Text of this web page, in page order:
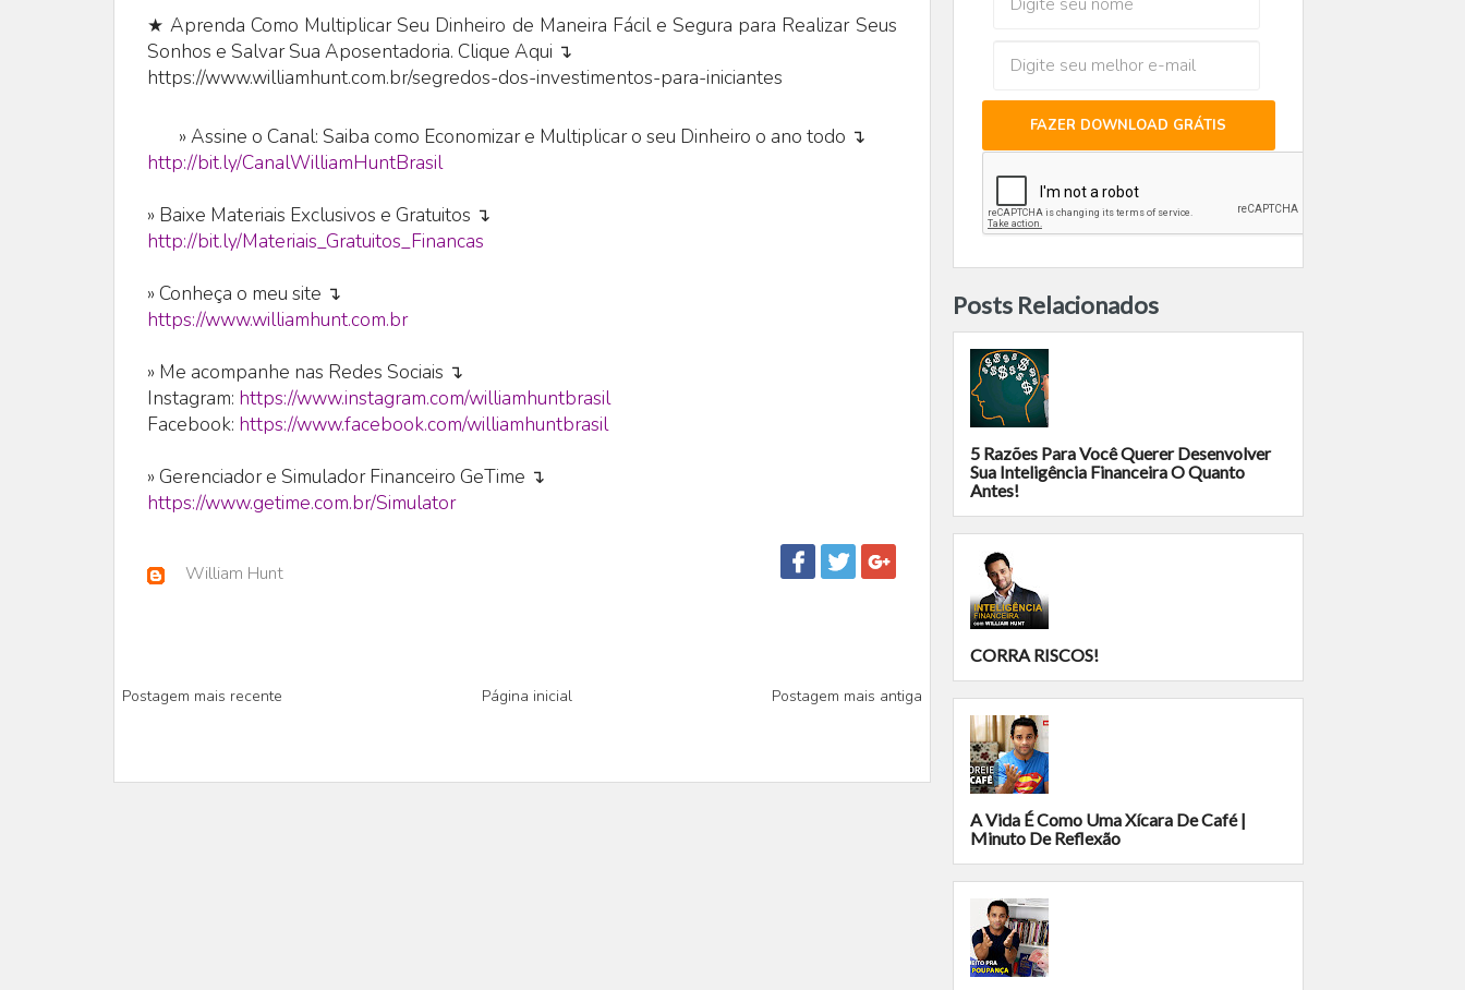
★ Aprenda Como Multiplicar Seu Dinheiro de Maneira Fácil e Segura para Realizar Seus
Sonhos e Salvar Sua Aposentadoria. Clique Aqui ↴
https://www.williamhunt.com.br/segredos-dos-investimentos-para-iniciantes
»Assine o Canal: Saiba como Economizar e Multiplicar o seu Dinheiro o ano todo ↴
http://bit.ly/CanalWilliamHuntBrasil
» Baixe Materiais Exclusivos e Gratuitos ↴
http://bit.ly/Materiais_Gratuitos_Financas
» Conheça o meu site ↴
https://www.williamhunt.com.br
» Me acompanhe nas Redes Sociais ↴
Instagram: https://www.instagram.com/williamhuntbrasil
Facebook: https://www.facebook.com/williamhuntbrasil
» Gerenciador e Simulador Financeiro GeTime ↴
https://www.getime.com.br/Simulator
William Hunt
Postagem mais recente Página inicial Postagem mais antiga
FAZER DOWNLOAD GRÁTIS
Posts Relacionados
5 Razões Para Você Querer Desenvolver
Sua Inteligência Financeira O Quanto
Antes!
CORRA RISCOS!
A Vida É Como Uma Xícara De Café |
Minuto De Reflexão